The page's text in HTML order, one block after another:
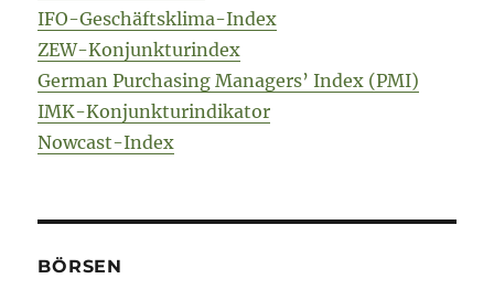
IFO-Geschäftsklima-Index
ZEW-Konjunkturindex
German Purchasing Managers’ Index (PMI)
IMK-Konjunkturindikator
Nowcast-Index
BÖRSEN